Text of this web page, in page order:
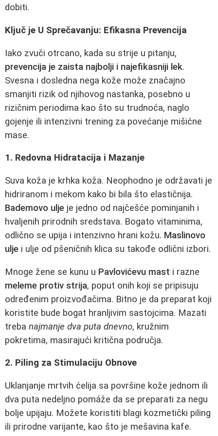
dobiti.
Ključ je U Sprečavanju: Efikasna Prevencija
Iako zvuči otrcano, kada su strije u pitanju,
prevencija je zaista najbolji i najefikasniji lek.
Svesna i dosledna nega kože može značajno
smanjiti rizik od njihovog nastanka, posebno u
rizičnim periodima kao što su trudnoća, naglo
gojenje ili intenzivni trening za povećanje mišićne
mase.
1. Redovna Hidratacija i Mazanje
Suva koža je krhka koža. Neophodno je održavati je
hidriranom i mekom kako bi bila što elastičnija.
Bademovo ulje je jedno od najčešće pominjanih i
hvaljenih prirodnih sredstava. Bogato vitaminima,
odlično se upija i intenzivno hrani kožu. Maslinovo
ulje i ulje od pšeničnih klica su takođe odlični izbori.
Mnoge žene se kunu u Pavlovićevu mast i razne
meleme protiv strija, poput onih koji se pripisuju
određenim proizvođačima. Bitno je da preparat koji
koristite bude bogat hranljivim sastojcima. Mazati
treba najmanje dva puta dnevno, kružnim
pokretima, masirajući kritična područja.
2. Piling za Stimulaciju Obnove
Uklanjanje mrtvih ćelija sa površine kože jednom ili
dva puta nedeljno pomáže da se preparati za negu
bolje upijaju. Možete koristiti blagi kozmetički piling
ili prirodne varijante, kao što je mešavina kafe.